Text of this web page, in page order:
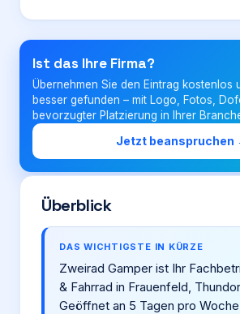
Login
Firma eintragen
Ist das Ihre Firma?
Übernehmen Sie den Eintrag kostenlos
besser gefunden – mit Logo, Fotos,
bevorzugter Platzierung in Ihrer
Jetzt beanspruchen
Überblick
DAS WICHTIGSTE IN KÜRZE
Zweirad Gamper ist Ihr
& Fahrrad in Frauenfeld,
Geöffnet an 5 Tagen pro